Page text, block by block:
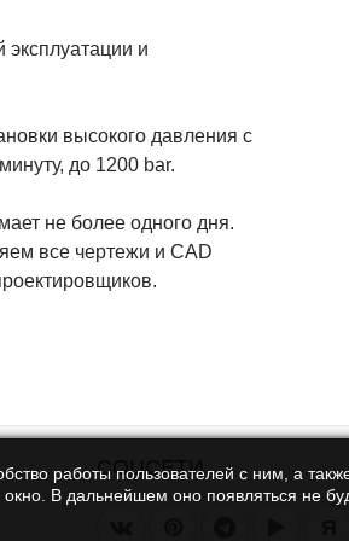
эксплуатации и
высокого давления с
до 1200 bar.
не более одного дня.
все чертежи и CAD
СОЦСЕТИ
работы пользователей с ним, а
В дальнейшем оно появляться не